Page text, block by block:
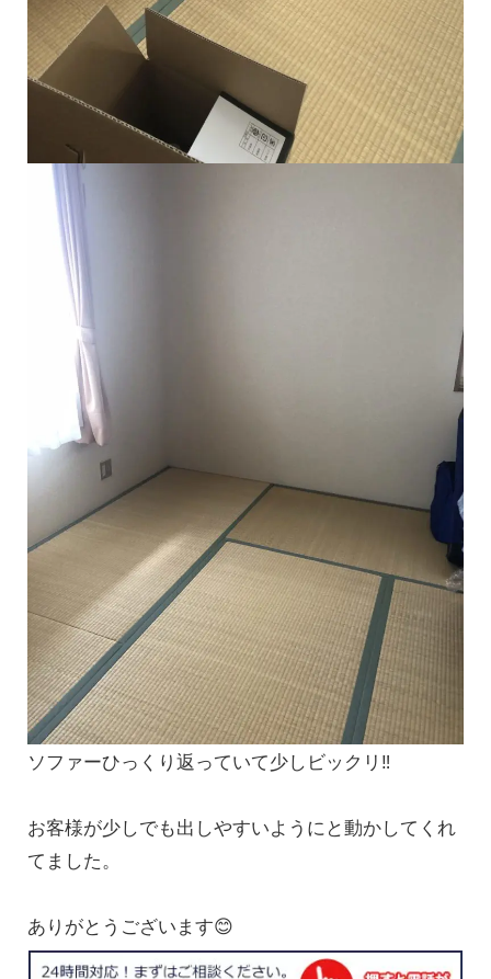
ソファーひっくり返っていて少しビックリ‼️
お客様が少しでも出しやすいようにと動かしてくれ
てました。
ありがとうございます😊